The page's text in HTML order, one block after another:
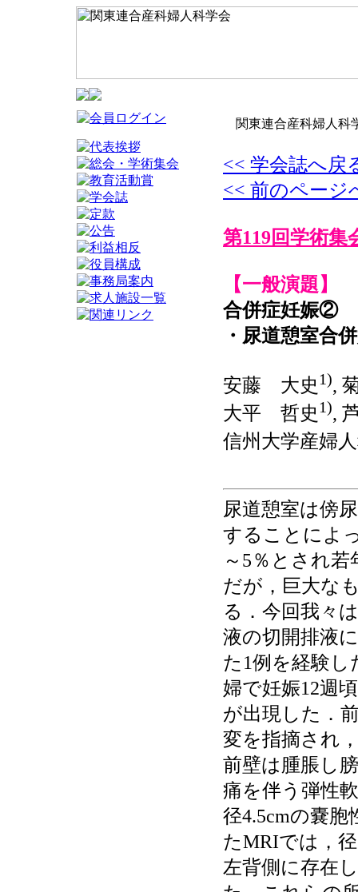
関東連合産科婦人科
<< 学会誌へ戻
<< 前のページ
第119回学術集
【一般演題】
合併症妊娠②
・尿道憩室合
安藤 大史 1),
大平 哲史 1),
信州大学産婦
尿道憩室は傍
することによ
～5％とされ
だが，巨大な
る．今回我々
液の切開排液
た1例を経験し
婦で妊娠12週
が出現した．
変を指摘され
前壁は腫脹し
痛を伴う弾性
径4.5cmの嚢胞
たMRIでは，
左背側に存在